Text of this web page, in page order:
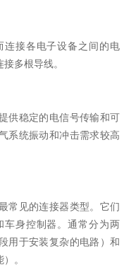
多根导线。
系统振动和冲击需求较高
身控制器。通常分为两
用于安装复杂的电路）和
。